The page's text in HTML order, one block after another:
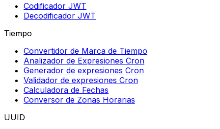
Codificador JWT
Decodificador JWT
Tiempo
Convertidor de Marca de Tiempo
Analizador de Expresiones Cron
Generador de expresiones Cron
Validador de expresiones Cron
Calculadora de Fechas
Conversor de Zonas Horarias
UUID